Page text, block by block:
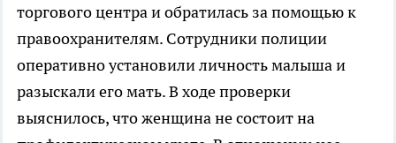
торгового центра и обратилась за помощью к
правоохранителям. Сотрудники полиции
оперативно установили личность малыша и
разыскали его мать. В ходе проверки
выяснилось, что женщина не состоит на